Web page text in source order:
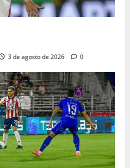
3 de agosto de 2026 0